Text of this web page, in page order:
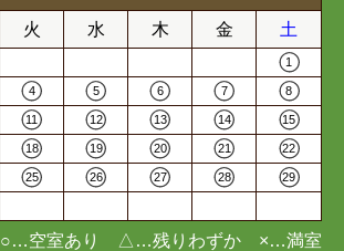
火 水 木 金 土
1
4 5 6 7 8
11 12 13 14 15
18 19 20 21 22
25 26 27 28 29
○…空室あり △…残りわずか ×…満室